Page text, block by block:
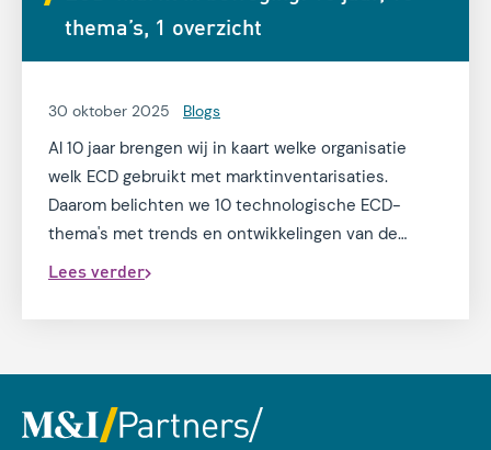
jouw organisatie?
thema’s, 1 overzicht
30 oktober 2025 Blogs
Al 10 jaar brengen wij in kaart welke organisatie
welk ECD gebruikt met marktinventarisaties.
Daarom belichten we 10 technologische ECD-
thema's met trends en ontwikkelingen van de
afgelopen 10 jaar.
Lees verder